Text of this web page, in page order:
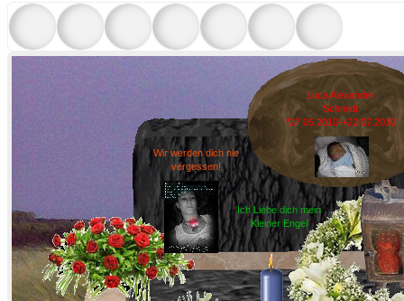
Luca Alexander
Schmidt
*27.05.2010-+22.07.2010
Wir werden dich nie
vergessen!
Ich Liebe dich mein
Kleiner Engel